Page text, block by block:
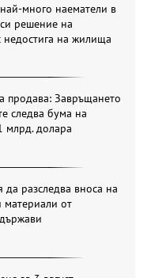
много наематели в
решение на
недостига на жилища
продава: Завръщането
следва бума на
млрд. долара
да разследва вноса на
материали от